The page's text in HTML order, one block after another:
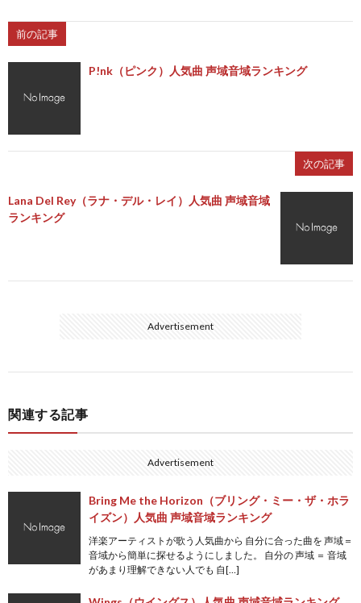
前の記事
P!nk（ピンク）人気曲 声域音域ランキング
次の記事
Lana Del Rey（ラナ・デル・レイ）人気曲 声域音域
ランキング
Advertisement
関連する記事
Advertisement
Bring Me the Horizon（ブリング・ミー・ザ・ホラ
イズン）人気曲 声域音域ランキング
洋楽アーティストが歌う人気曲から 自分に合った曲を 声域＝
音域から簡単に探せるようにしました。 自分の 声域 ＝ 音域
があまり理解できない人でも 自[…]